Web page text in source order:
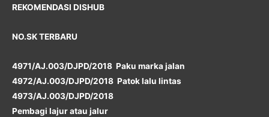
REKOMENDASI DISHUB
NO.SK TERBARU
4971/AJ.003/DJPD/2018 Paku marka jalan
4972/AJ.003/DJPD/2018 Patok lalu lintas
4973/AJ.003/DJPD/2018
Pembagi lajur atau jalur